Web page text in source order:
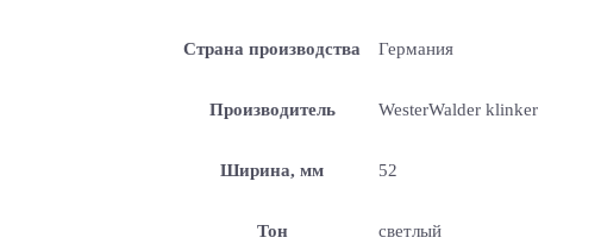
Страна производства Германия
Производитель WesterWalder klinker
Ширина, мм 52
Тон светлый